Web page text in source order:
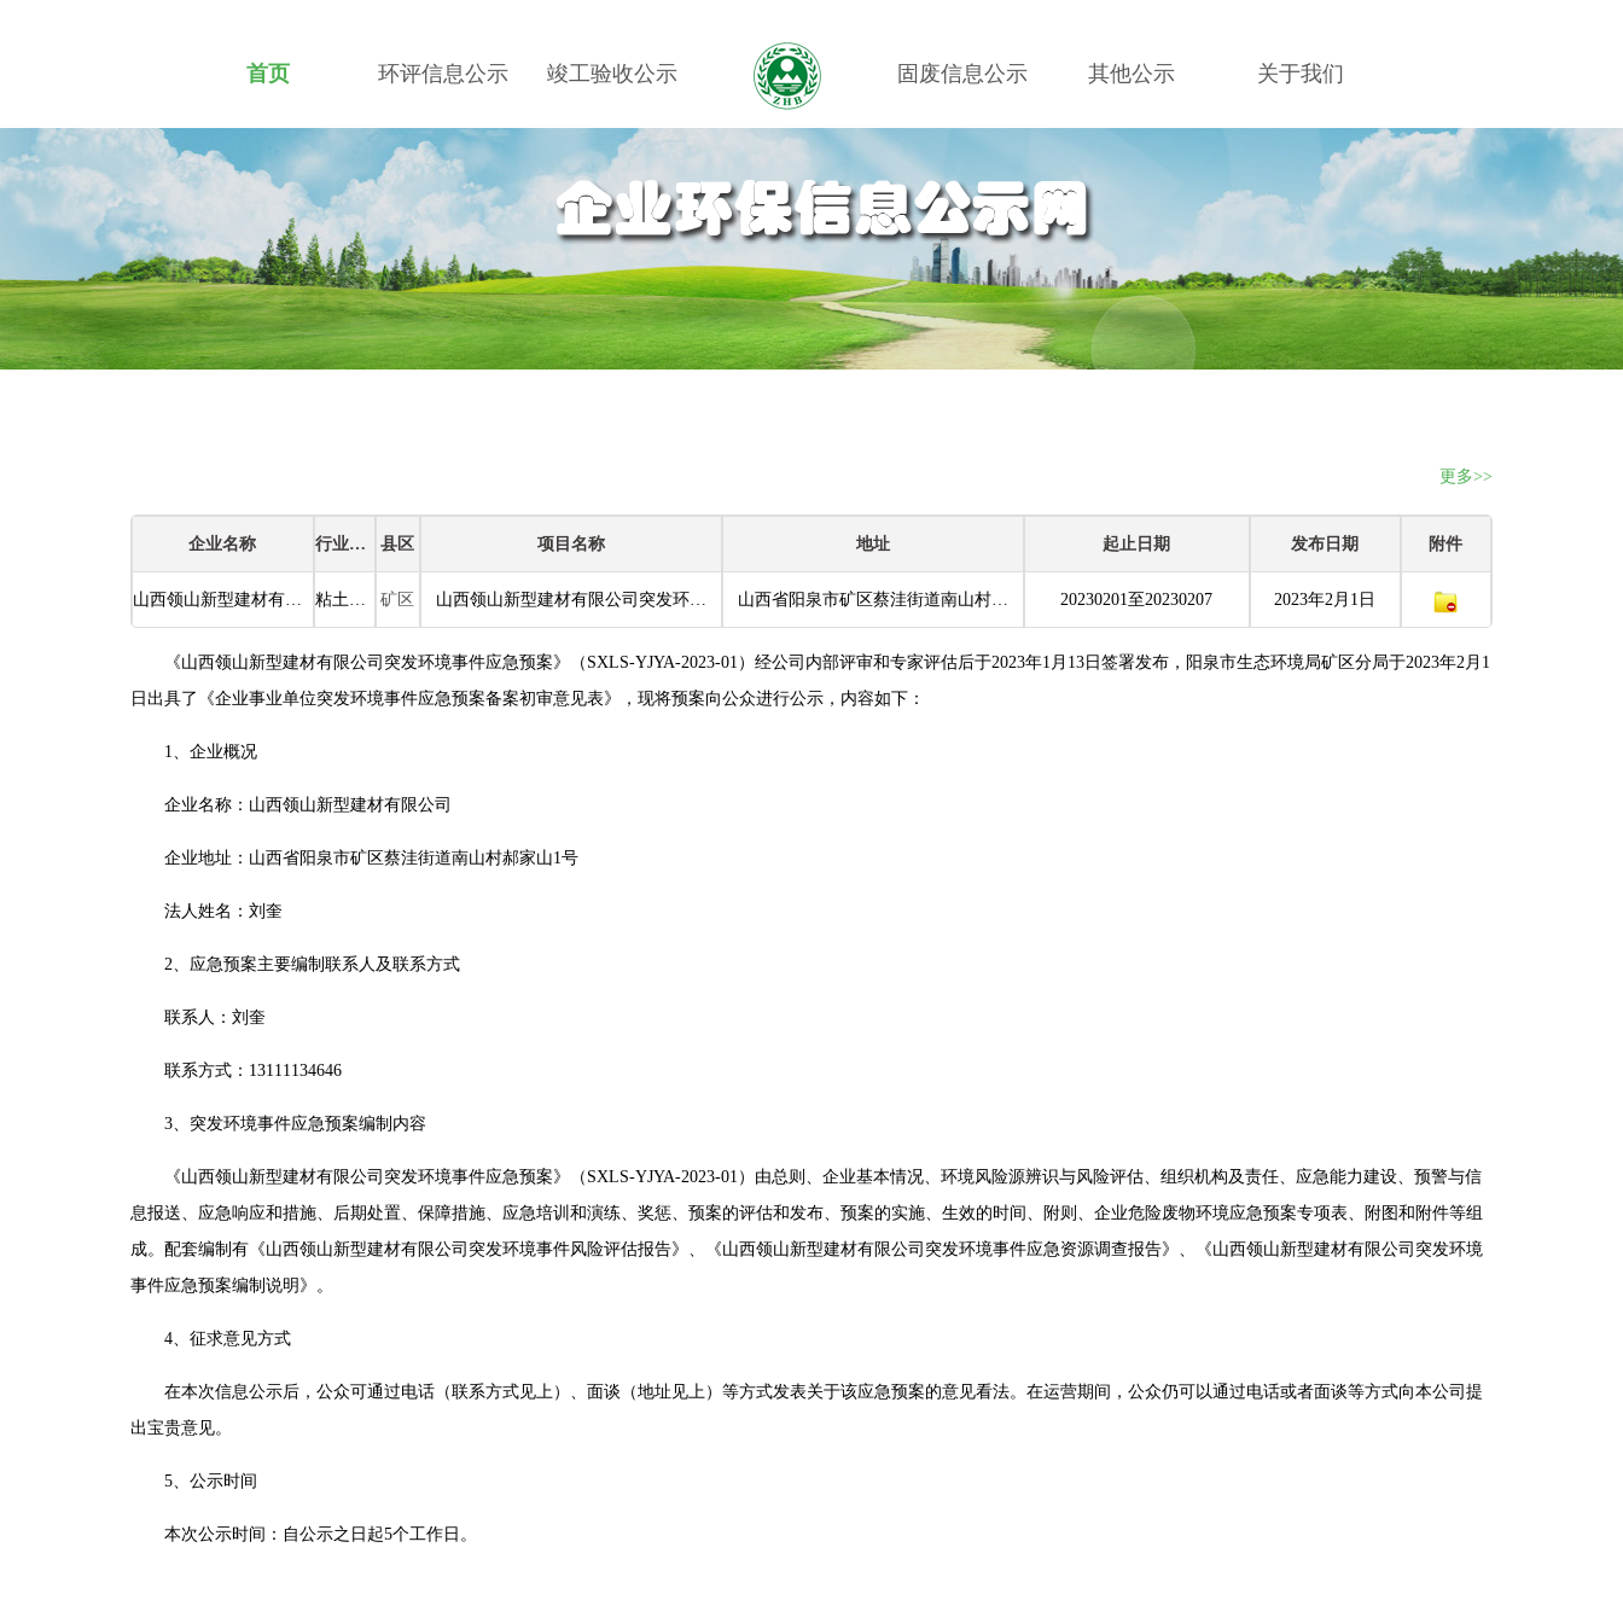
首页 环评信息公示 竣工验收公示 固废信息公示 其他公示 关于我们
招贤纳士
更多>>
企业名称 行业类别 县区 项目名称 地址 起止日期 发布日期 附件
山西领山新型建材有限公司突发环境事件应急预案公示 粘土砖瓦及建筑砌块制造 矿区 山西领山新型建材有限公司突发环境事件应急预案 山西省阳泉市矿区蔡洼街道南山村郝家山1号 20230201至20230207 2023年2月1日
《山西领山新型建材有限公司突发环境事件应急预案》（SXLS-YJYA-2023-01）经公司内部评审和专家评估后于2023年1月13日签署发布，阳泉市生态环境局矿区分局于2023年2月1
日出具了《企业事业单位突发环境事件应急预案备案初审意见表》，现将预案向公众进行公示，内容如下：
1、企业概况
企业名称：山西领山新型建材有限公司
企业地址：山西省阳泉市矿区蔡洼街道南山村郝家山1号
法人姓名：刘奎
2、应急预案主要编制联系人及联系方式
联系人：刘奎
联系方式：13111134646
3、突发环境事件应急预案编制内容
《山西领山新型建材有限公司突发环境事件应急预案》（SXLS-YJYA-2023-01）由总则、企业基本情况、环境风险源辨识与风险评估、组织机构及责任、应急能力建设、预警与信
息报送、应急响应和措施、后期处置、保障措施、应急培训和演练、奖惩、预案的评估和发布、预案的实施、生效的时间、附则、企业危险废物环境应急预案专项表、附图和附件等组
成。配套编制有《山西领山新型建材有限公司突发环境事件风险评估报告》、《山西领山新型建材有限公司突发环境事件应急资源调查报告》、《山西领山新型建材有限公司突发环境
事件应急预案编制说明》。
4、征求意见方式
在本次信息公示后，公众可通过电话（联系方式见上）、面谈（地址见上）等方式发表关于该应急预案的意见看法。在运营期间，公众仍可以通过电话或者面谈等方式向本公司提
出宝贵意见。
5、公示时间
本次公示时间：自公示之日起5个工作日。